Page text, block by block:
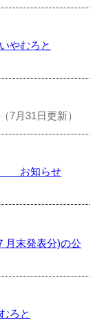
やむろと
（7月31日更新）
り お知らせ
月末発表分)の公
ろと